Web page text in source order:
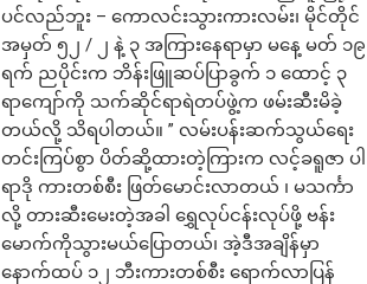
ပင်လည်ဘူး – ကောလင်းသွားကားလမ်း၊ မိုင်တိုင်
အမှတ် ၅၂ / ၂ နဲ့ ၃ အကြားနေရာမှာ မနေ့ မတ် ၁၉
ရက် ညပိုင်းက ဘိန်းဖြူဆပ်ပြာခွက် ၁ ထောင့် ၃
ရာကျော်ကို သက်ဆိုင်ရာရဲတပ်ဖွဲ့က ဖမ်းဆီးမိခဲ့
တယ်လို့ သိရပါတယ်။ ” လမ်းပန်းဆက်သွယ်ရေး
တင်းကြပ်စွာ ပိတ်ဆို့ထားတဲ့ကြားက လင့်ခရူဇာ ပါ
ရာဒို ကားတစ်စီး ဖြတ်မောင်းလာတယ် ၊ မသင်္ကာ
လို့ တားဆီးမေးတဲ့အခါ ရွှေလုပ်ငန်းလုပ်ဖို့ ဗန်း
မောက်ကိုသွားမယ်ပြောတယ်၊ အဲ့ဒီအချိန်မှာ
နောက်ထပ် ၁၂ ဘီးကားတစ်စီး ရောက်လာပြန်